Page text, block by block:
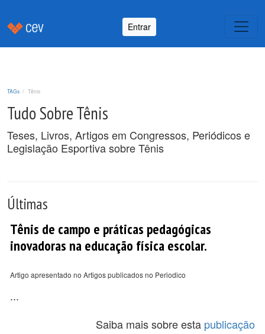
Entrar
TAGs Tênis
Tudo Sobre Tênis
Teses, Livros, Artigos em Congressos, Periódicos e
Legislação Esportiva sobre Tênis
Últimas
Tênis de campo e práticas pedagógicas
inovadoras na educação física escolar.
Artigo apresentado no Artigos publicados no Periodico
...
Saiba mais sobre esta publicação